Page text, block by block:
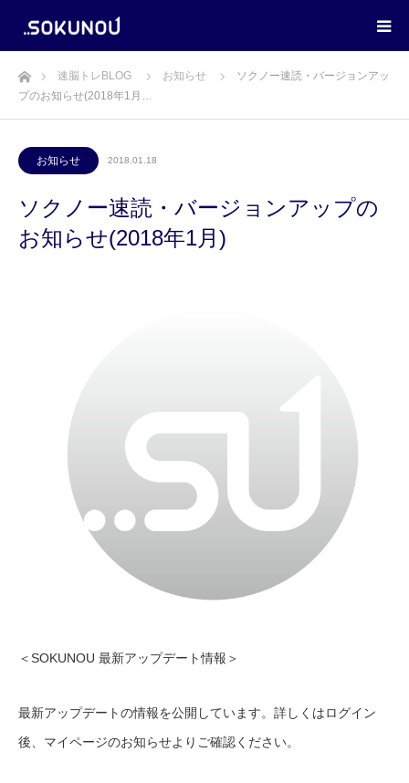
ホーム速脳トレBLOG お知らせ
ソクノー速読・バージョンアッ
プのお知らせ(2018年1月…
お知らせ 2018.01.18
ソクノー速読・バージョンアップの
お知らせ(2018年1月)
＜SOKUNOU 最新アップデート情報＞
最新アップデートの情報を公開しています。詳しくはログイン
後、マイページのお知らせよりご確認ください。